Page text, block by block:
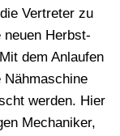
Vertreter zu
neuen Herbst-
dem Anlaufen
Nähmaschine
werden. Hier
Mechaniker,